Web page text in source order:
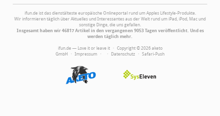
ifun.de ist das dienstälteste europäische Onlineportal rund um Apples Lifestyle-Produkte.
Wir informieren täglich über Aktuelles und Interessantes aus der Welt rund um iPad, iPod, Mac und
sonstige Dinge, die uns gefallen.
Insgesamt haben wir 46817 Artikel in den vergangenen 9053 Tagen veröffentlicht. Und es
werden täglich mehr.
ifun.de — Love it or leave it · Copyright © 2026 aketo
GmbH · Impressum · · Datenschutz · Safari-Push